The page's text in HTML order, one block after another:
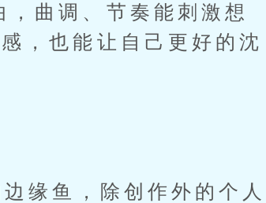
曲调、节奏能刺激想
，也能让自己更好的沈
缘鱼，除创作外的个人